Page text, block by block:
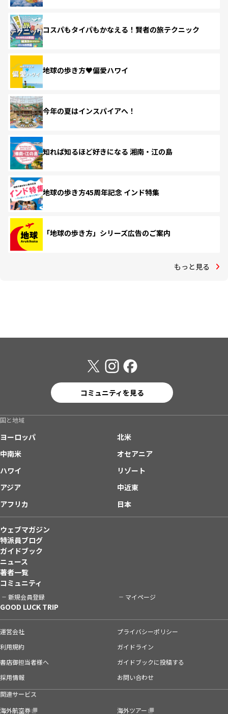
コスパもタイパもかなえる！賢者の旅テクニック
地球の歩き方♥偏愛ハワイ
今年の夏はインスパイアへ！
知れば知るほど好きになる 湘南・江の島
地球の歩き方45周年記念 インド特集
「地球の歩き方」シリーズ広告のご案内
もっと見る
コミュニティを見る
国と地域
ヨーロッパ
北米
中南米
オセアニア
ハワイ
リゾート
アジア
中近東
アフリカ
日本
ウェブマガジン
特派員ブログ
ガイドブック
ニュース
著者一覧
コミュニティ
新規会員登録 マイページ
GOOD LUCK TRIP
運営会社
プライバシーポリシー
利用規約
ガイドライン
書店御担当者様へ
ガイドブックに投稿する
採用情報
お問い合わせ
関連サービス
海外航空券
海外ツアー